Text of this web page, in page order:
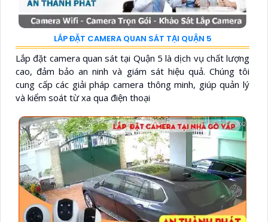
LẮP ĐẶT CAMERA QUAN SÁT TẠI QUẬN 5
Lắp đặt camera quan sát tại Quận 5 là dịch vụ chất lượng
cao, đảm bảo an ninh và giám sát hiệu quả. Chúng tôi
cung cấp các giải pháp camera thông minh, giúp quản lý
và kiểm soát từ xa qua điện thoại